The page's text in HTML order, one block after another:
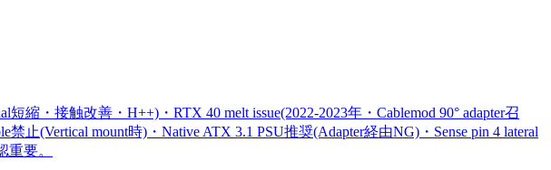
縮・接触改善・H++)・RTX 40 melt issue(2022-2023年・Cablemod 90° adapter召
(Vertical mount時)・Native ATX 3.1 PSU推奨(Adapter経由NG)・Sense pin 4 lateral
重要。